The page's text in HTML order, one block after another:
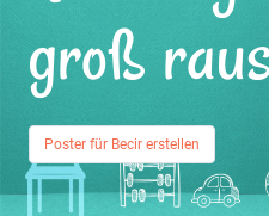
groß raus
Poster für Becir erstellen